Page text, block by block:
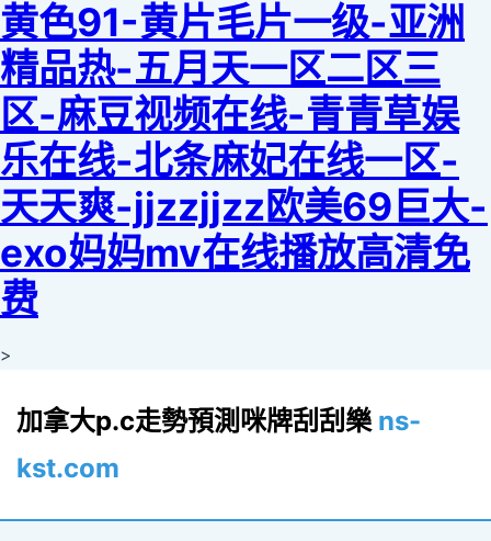
黄色91-黄片毛片一级-亚洲
精品热-五月天一区二区三
区-麻豆视频在线-青青草娱
乐在线-北条麻妃在线一区-
天天爽-jjzzjjzz欧美69巨大-
exo妈妈mv在线播放高清免
费
>
加拿大p.c走勢預測咪牌刮刮樂 ns-
kst.com